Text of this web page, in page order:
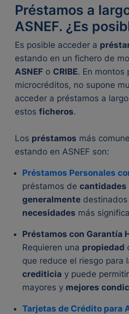
Préstamos a
ASNEF. ¿Es
Es posible acceder a
estando en un fichero de
ASNEF o CRIBE. En montos
microcréditos, no supone
acceder a préstamos a
estos ficheros.
Los préstamos más
estando en ASNEF son:
Préstamos Personales
préstamos de cantidades
generalmente
necesidades más
Préstamos con Garantía
Requieren una propiedad
que reduce el riesgo para
crediticia y puede
mayores y mejores
Tarjetas de Crédito para